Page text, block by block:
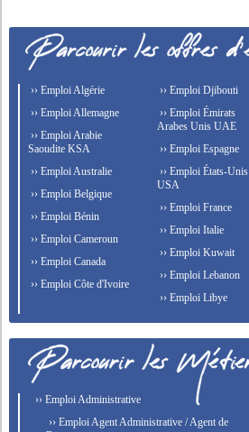
›› Emploi Algérie
›› Emploi Allemagne
›› Emploi Arabie
Saoudite KSA
›› Emploi Australie
›› Emploi Belgique
›› Emploi Bénin
›› Emploi Cameroun
›› Emploi Canada
›› Emploi Côte d'Ivoire
›› Emploi Djibouti
›› Emploi Émirats
Arabes Unis UAE
›› Emploi Espagne
›› Emploi États-Unis
USA
›› Emploi France
›› Emploi Italie
›› Emploi Kuwait
›› Emploi Lebanon
›› Emploi Libye
›› Emploi Administrative
›› Emploi Agent Administrative / Agent de